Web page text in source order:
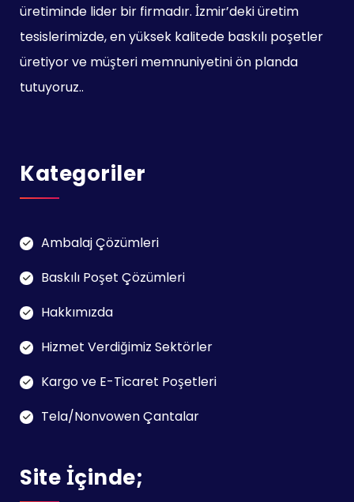
üretiminde lider bir firmadır. İzmir’deki üretim
tesislerimizde, en yüksek kalitede baskılı poşetler
üretiyor ve müşteri memnuniyetini ön planda
tutuyoruz..
Kategoriler
Ambalaj Çözümleri
Baskılı Poşet Çözümleri
Hakkımızda
Hizmet Verdiğimiz Sektörler
Kargo ve E-Ticaret Poşetleri
Tela/Nonvowen Çantalar
Site İçinde;